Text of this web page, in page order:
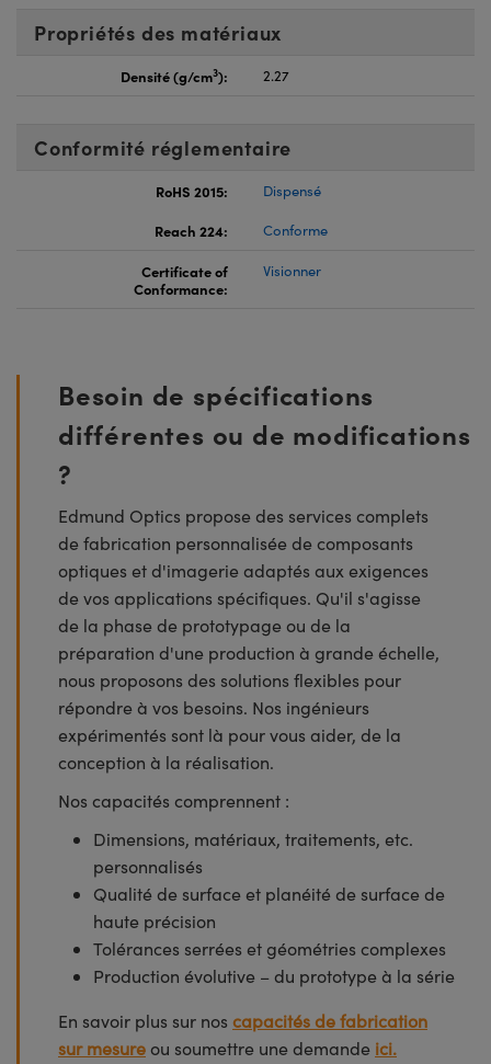
Propriétés des matériaux
Densité (g/cm3): 2.27
Conformité réglementaire
RoHS 2015:
Dispensé
Reach 224:
Conforme
Certificate of
Conformance:
Visionner
Besoin de spécifications
différentes ou de modifications
?
Edmund Optics propose des services complets
de fabrication personnalisée de composants
optiques et d'imagerie adaptés aux exigences
de vos applications spécifiques. Qu'il s'agisse
de la phase de prototypage ou de la
préparation d'une production à grande échelle,
nous proposons des solutions flexibles pour
répondre à vos besoins. Nos ingénieurs
expérimentés sont là pour vous aider, de la
conception à la réalisation.
Nos capacités comprennent :
Dimensions, matériaux, traitements, etc.
personnalisés
Qualité de surface et planéité de surface de
haute précision
Tolérances serrées et géométries complexes
Production évolutive – du prototype à la série
En savoir plus sur nos capacités de fabrication
sur mesure ou soumettre une demande ici.